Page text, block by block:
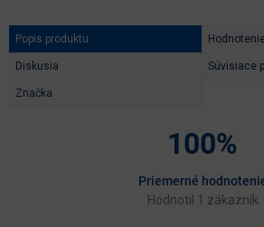
Popis produktu
Diskusia Súvisiace
Značka
100%
Priemerné
Hodnotil 1 zákazník